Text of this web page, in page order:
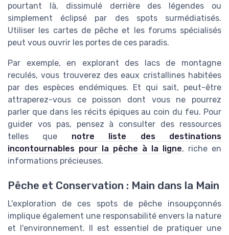
pourtant là, dissimulé derrière des légendes ou
simplement éclipsé par des spots surmédiatisés.
Utiliser les cartes de pêche et les forums spécialisés
peut vous ouvrir les portes de ces paradis.
Par exemple, en explorant des lacs de montagne
reculés, vous trouverez des eaux cristallines habitées
par des espèces endémiques. Et qui sait, peut-être
attraperez-vous ce poisson dont vous ne pourrez
parler que dans les récits épiques au coin du feu. Pour
guider vos pas, pensez à consulter des ressources
telles que notre liste des destinations
incontournables pour la pêche à la ligne, riche en
informations précieuses.
Pêche et Conservation : Main dans la Main
L'exploration de ces spots de pêche insoupçonnés
implique également une responsabilité envers la nature
et l'environnement. Il est essentiel de pratiquer une